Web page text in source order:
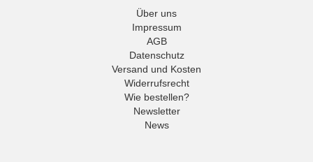
Über uns
Impressum
AGB
Datenschutz
Versand und Kosten
Widerrufsrecht
Wie bestellen?
Newsletter
News